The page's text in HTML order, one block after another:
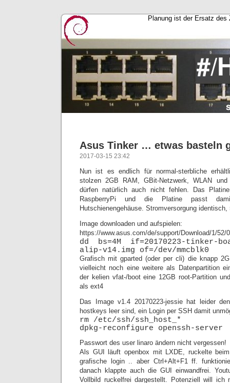
Planung ist der Ersatz
Asus Tinker … etwas basteln
2017-03-15 23:42
Nun ist es endlich für normal-sterbliche
stolzen 2GB RAM, GBit-Netzwerk, WLAN
dürfen natürlich auch nicht fehlen. Das
RaspberryPi und die Platine passt
Hutschienengehäuse. Stromversorgung
Image downloaden und aufspielen:
https://www.asus.com/de/support/Download/1/52/
dd bs=4M if=20170223-tinker-
alip-v14.img of=/dev/mmcblk0
Grafisch mit gparted (oder per cli) die knapp
vielleicht noch eine weitere als Datenpartition
der kelien vfat-/boot eine 12GB root-Partition
als ext4
Das Image v1.4 20170223-jessie hat leider
hostkeys leer sind, ein Login per SSH damit
rm /etc/ssh/ssh_host_*
dpkg-reconfigure openssh-server
Passwort des user linaro ändern nicht vergessen!
Als GUI läuft openbox mit LXDE, ruckelte
grafische login .. aber Ctrl+Alt+F1 ff.
danach klappte auch die GUI einwandfrei.
Vollbild ruckelfrei dargestellt. Potenziell will ich